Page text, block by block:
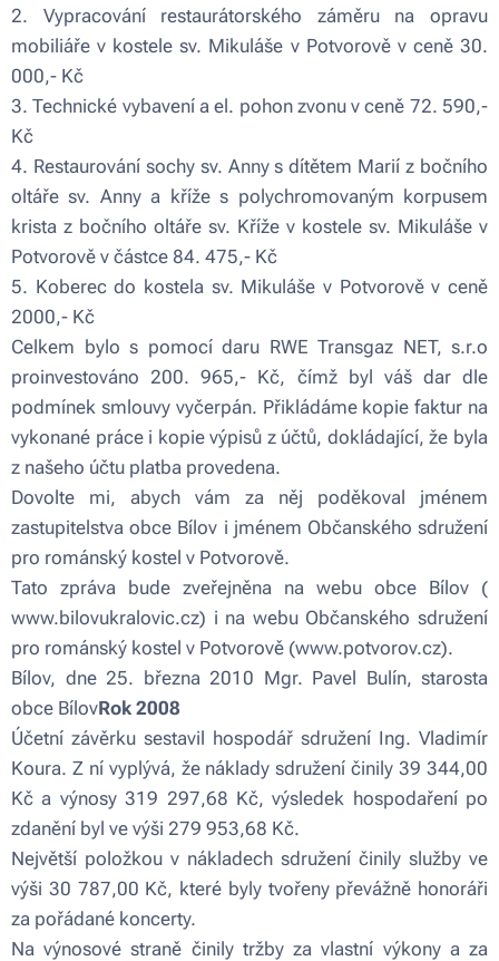
2. Vypracování restaurátorského záměru na opravu
mobiliáře v kostele sv. Mikuláše v Potvorově v ceně 30.
000,- Kč
3. Technické vybavení a el. pohon zvonu v ceně 72. 590,-
Kč
4. Restaurování sochy sv. Anny s dítětem Marií z bočního
oltáře sv. Anny a kříže s polychromovaným korpusem
krista z bočního oltáře sv. Kříže v kostele sv. Mikuláše v
Potvorově v částce 84. 475,- Kč
5. Koberec do kostela sv. Mikuláše v Potvorově v ceně
2000,- Kč
Celkem bylo s pomocí daru RWE Transgaz NET, s.r.o
proinvestováno 200. 965,- Kč, čímž byl váš dar dle
podmínek smlouvy vyčerpán. Přikládáme kopie faktur na
vykonané práce i kopie výpisů z účtů, dokládající, že byla
z našeho účtu platba provedena.
Dovolte mi, abych vám za něj poděkoval jménem
zastupitelstva obce Bílov i jménem Občanského sdružení
pro románský kostel v Potvorově.
Tato zpráva bude zveřejněna na webu obce Bílov (
www.bilovukralovic.cz) i na webu Občanského sdružení
pro románský kostel v Potvorově (www.potvorov.cz).
Bílov, dne 25. března 2010 Mgr. Pavel Bulín, starosta
obce BílovRok 2008
Účetní závěrku sestavil hospodář sdružení Ing. Vladimír
Koura. Z ní vyplývá, že náklady sdružení činily 39 344,00
Kč a výnosy 319 297,68 Kč, výsledek hospodaření po
zdanění byl ve výši 279 953,68 Kč.
Největší položkou v nákladech sdružení činily služby ve
výši 30 787,00 Kč, které byly tvořeny převážně honoráři
za pořádané koncerty.
Na výnosové straně činily tržby za vlastní výkony a za